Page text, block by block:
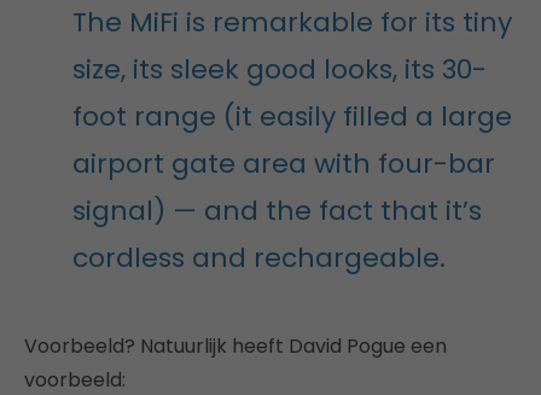
The MiFi is remarkable for its tiny
size, its sleek good looks, its 30-
foot range (it easily filled a large
airport gate area with four-bar
signal) — and the fact that it’s
cordless and rechargeable.
Voorbeeld? Natuurlijk heeft David Pogue een
voorbeeld: